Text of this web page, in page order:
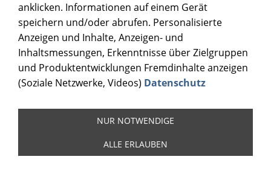
anklicken. Informationen auf einem Gerät
speichern und/oder abrufen. Personalisierte
Anzeigen und Inhalte, Anzeigen- und
Inhaltsmessungen, Erkenntnisse über Zielgruppen
und Produktentwicklungen Fremdinhalte anzeigen
(Soziale Netzwerke, Videos) Datenschutz
NUR NOTWENDIGE
ALLE ERLAUBEN